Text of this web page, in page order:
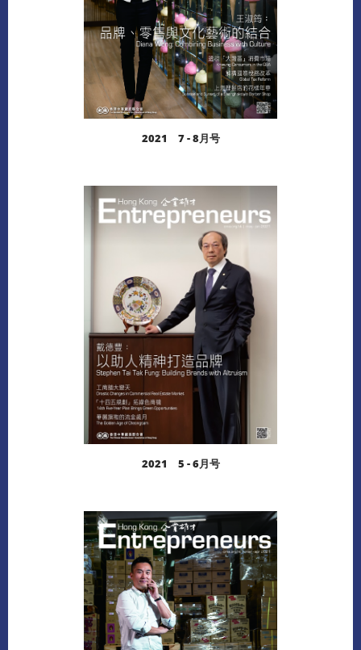
阅读更多
2021 7 - 8月号
阅读更多
下载
2021 5 - 6月号